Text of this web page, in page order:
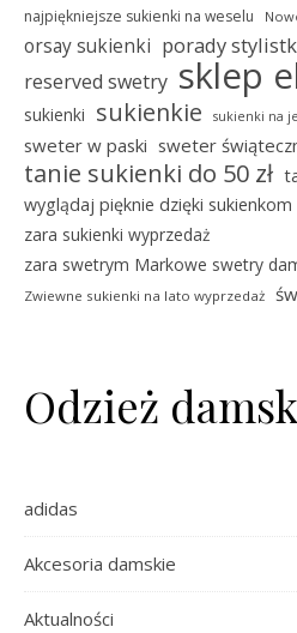
najpiękniejsze sukienki na weselu
orsay sukienki porady
reserved swetry sklep
sukienki sukienkie sukienki na
sweter w paski sweter
tanie sukienki do 50 zł
wyglądaj pięknie dzięki sukienkom
zara sukienki wyprzedaż
zara swetrym Markowe swetry
Zwiewne sukienki na lato wyprzedaż
Odzież
adidas
Akcesoria damskie
Aktualności